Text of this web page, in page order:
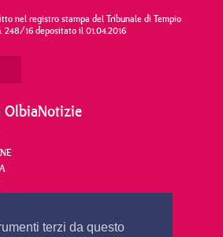
terzi da questo
nel registro stampa del Tribunale di Tempio
248/16 depositato il 01.04.2016